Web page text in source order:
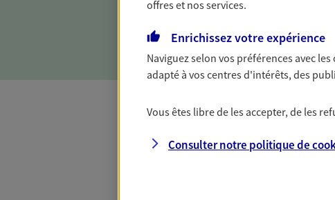
et protégez vos proches en cas
Toutes nos
offres et nos services.
Enrichissez votre expérience
Naviguez selon vos préférences avec les
adapté à vos centres d'intérêts, des
Vous êtes libre de les accepter, de les
Consulter notre politique de